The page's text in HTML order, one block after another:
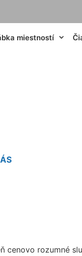
miestností
cenovo rozumné